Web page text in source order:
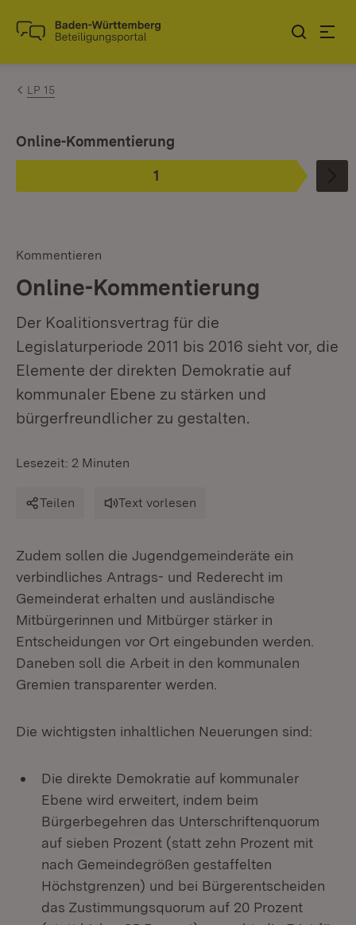
Zum Inhalt springen
Link zur Startseite
LP 15
Phase
1
:
Ist ausgewählt.
Online-Kommentierung
Kommentieren
Online-Kommentierung
Der Koalitionsvertrag für die
Legislaturperiode 2011 bis 2016 sieht vor, die
Elemente der direkten Demokratie auf
kommunaler Ebene zu stärken und
bürgerfreundlicher zu gestalten.
Lesezeit: 2 Minuten
Teilen Text vorlesen
Zudem sollen die Jugendgemeinderäte ein
verbindliches Antrags- und Rederecht im
Gemeinderat erhalten und ausländische
Mitbürgerinnen und Mitbürger stärker in
Entscheidungen vor Ort eingebunden werden.
Daneben soll die Arbeit in den kommunalen
Gremien transparenter werden.
Die wichtigsten inhaltlichen Neuerungen sind:
Die direkte Demokratie auf kommunaler
Ebene wird erweitert, indem beim
Bürgerbegehren das Unterschriftenquorum
auf sieben Prozent (statt zehn Prozent mit
nach Gemeindegrößen gestaffelten
Höchstgrenzen) und bei Bürgerentscheiden
das Zustimmungsquorum auf 20 Prozent